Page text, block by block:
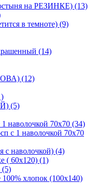
на РЕЗИНКЕ) (13)
в темноте) (9)
(14)
(12)
(5)
наволочкой 70х70 (34)
с 1 наволочкой 70х70
с наволочкой) (4)
( 60х120) (1)
(5)
100% хлопок (100х140)